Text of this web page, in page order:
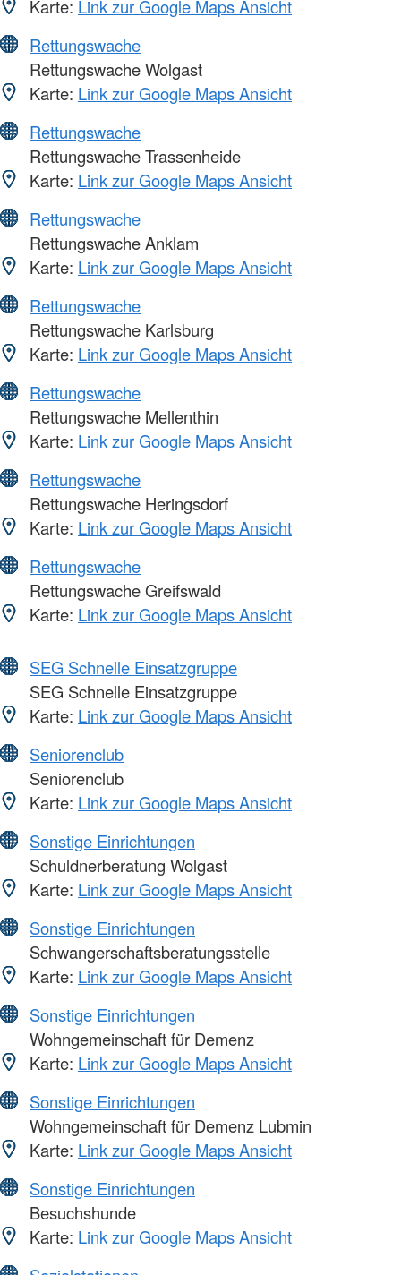
Karte: Link zur Google Maps Ansicht
Rettungswache
Rettungswache Wolgast
Karte: Link zur Google Maps Ansicht
Rettungswache
Rettungswache Trassenheide
Karte: Link zur Google Maps Ansicht
Rettungswache
Rettungswache Anklam
Karte: Link zur Google Maps Ansicht
Rettungswache
Rettungswache Karlsburg
Karte: Link zur Google Maps Ansicht
Rettungswache
Rettungswache Mellenthin
Karte: Link zur Google Maps Ansicht
Rettungswache
Rettungswache Heringsdorf
Karte: Link zur Google Maps Ansicht
Rettungswache
Rettungswache Greifswald
Karte: Link zur Google Maps Ansicht
SEG Schnelle Einsatzgruppe
SEG Schnelle Einsatzgruppe
Karte: Link zur Google Maps Ansicht
Seniorenclub
Seniorenclub
Karte: Link zur Google Maps Ansicht
Sonstige Einrichtungen
Schuldnerberatung Wolgast
Karte: Link zur Google Maps Ansicht
Sonstige Einrichtungen
Schwangerschaftsberatungsstelle
Karte: Link zur Google Maps Ansicht
Sonstige Einrichtungen
Wohngemeinschaft für Demenz
Karte: Link zur Google Maps Ansicht
Sonstige Einrichtungen
Wohngemeinschaft für Demenz Lubmin
Karte: Link zur Google Maps Ansicht
Sonstige Einrichtungen
Besuchshunde
Karte: Link zur Google Maps Ansicht